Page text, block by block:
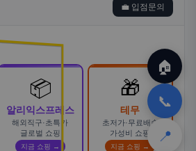
💼 입점문의
📦
알리익스프레스
해외직구·초특가
글로벌 쇼핑
지금 쇼핑 →
🎁
테무
초저가·무료배송
가성비 쇼핑
지금 쇼핑 →
🏠
📞
📍